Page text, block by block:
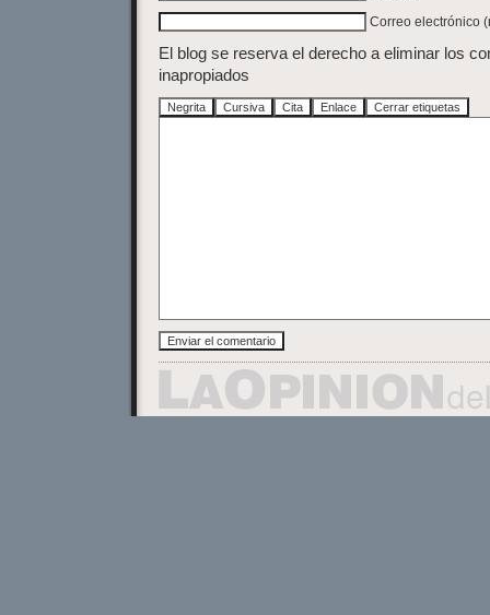
Correo electrónico
El blog se reserva el derecho a eliminar los
inapropiados